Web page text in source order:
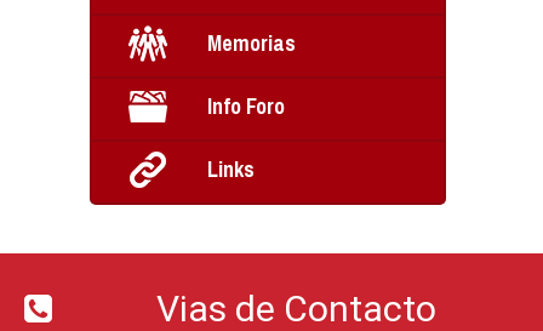
Memorias
Info Foro
Links
Vias de Contacto